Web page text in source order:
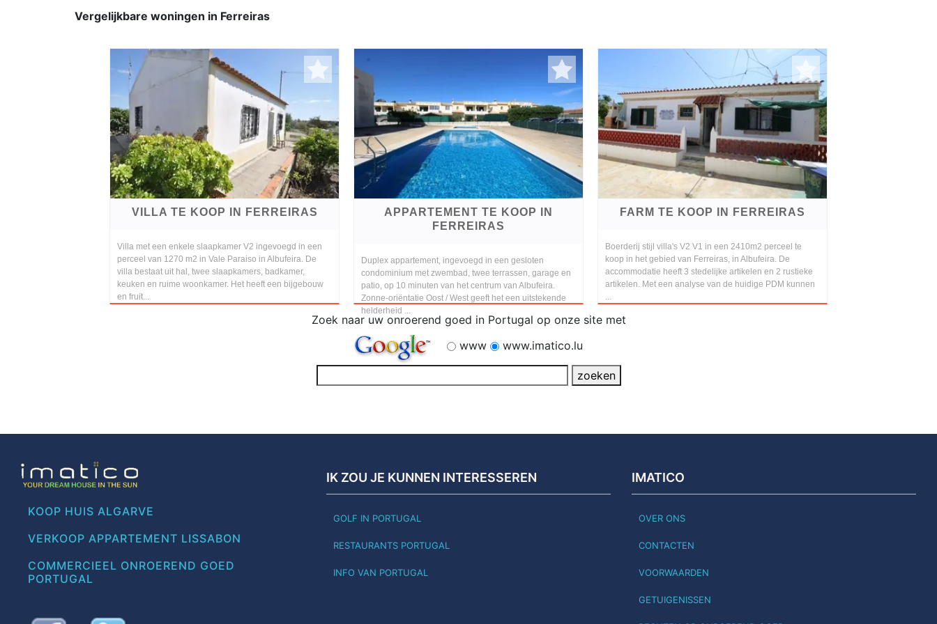
Vergelijkbare woningen in Ferreiras
VILLA TE KOOP IN FERREIRAS
Villa met een enkele slaapkamer V2 ingevoegd in een
perceel van 1270 m2 in Vale Paraiso in Albufeira. De
villa bestaat uit hal, twee slaapkamers, badkamer,
keuken en ruime woonkamer. Het heeft een bijgebouw
en fruit...
APPARTEMENT TE KOOP IN
FERREIRAS
Duplex appartement, ingevoegd in een gesloten
condominium met zwembad, twee terrassen, garage en
patio, op 10 minuten van het centrum van Albufeira.
Zonne-oriëntatie Oost / West geeft het een uitstekende
helderheid ...
FARM TE KOOP IN FERREIRAS
Boerderij stijl villa's V2 V1 in een 2410m2 perceel te
koop in het gebied van Ferreiras, in Albufeira. De
accommodatie heeft 3 stedelijke artikelen en 2 rustieke
artikelen. Met een analyse van de huidige PDM kunnen
...
Zoek naar uw onroerend goed in Portugal op onze site met
www
www.imatico.lu
KOOP HUIS ALGARVE
VERKOOP APPARTEMENT LISSABON
COMMERCIEEL ONROEREND GOED
PORTUGAL
IK ZOU JE KUNNEN INTERESSEREN
GOLF IN PORTUGAL
RESTAURANTS PORTUGAL
INFO VAN PORTUGAL
IMATICO
OVER ONS
CONTACTEN
VOORWAARDEN
GETUIGENISSEN